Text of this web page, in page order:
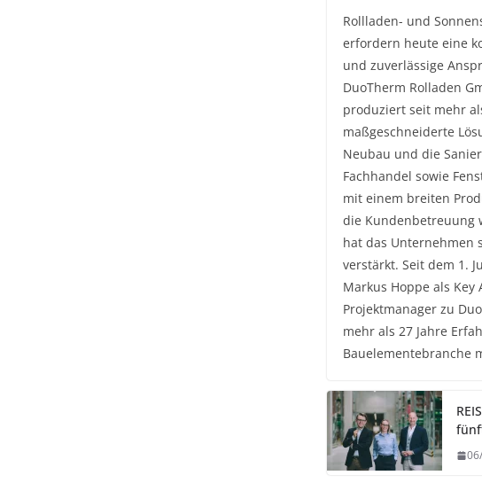
Rollladen- und
erfordern heute eine
und zuverlässige
DuoTherm Rolladen
produziert seit mehr
maßgeschneiderte
Neubau und die
Fachhandel sowie
mit einem breiten
die Kundenbetreuung
hat das Unternehmen
verstärkt. Seit dem 1.
Markus Hoppe als Key
Projektmanager zu
mehr als 27 Jahre
Bauelementebranche